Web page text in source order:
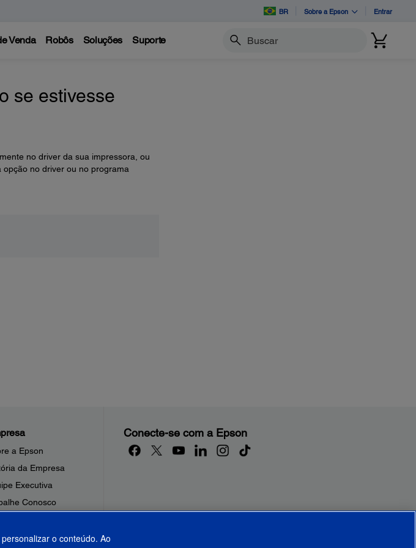
BR Sobre a Epson Entrar
Venda Robôs Soluções Suporte Buscar
se estivesse
no driver da sua impressora, ou
opção no driver ou no programa
a Epson
da Empresa
Executiva
Conosco
Conosco
Conecte-se com a Epson
o conteúdo. Ao